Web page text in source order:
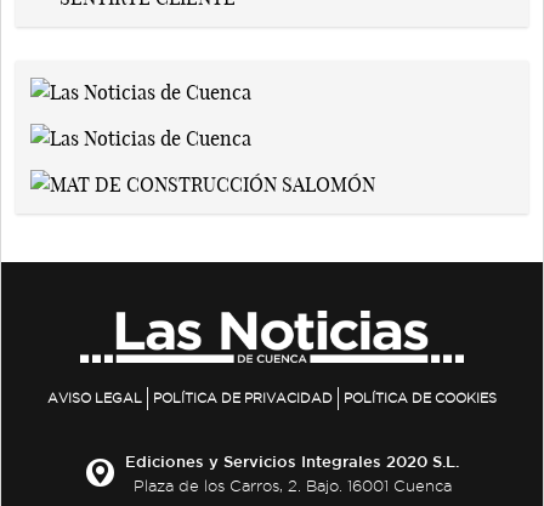
AVISO LEGAL POLÍTICA DE PRIVACIDAD POLÍTICA DE COOKIES
Ediciones y Servicios Integrales 2020 S.L.
Plaza de los Carros, 2. Bajo. 16001 Cuenca